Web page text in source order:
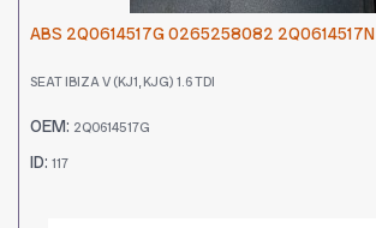
ABS 2Q0614517G 0265258082 2Q0614517N
SEAT IBIZA V (KJ1, KJG) 1.6 TDI
OEM: 2Q0614517G
ID: 117